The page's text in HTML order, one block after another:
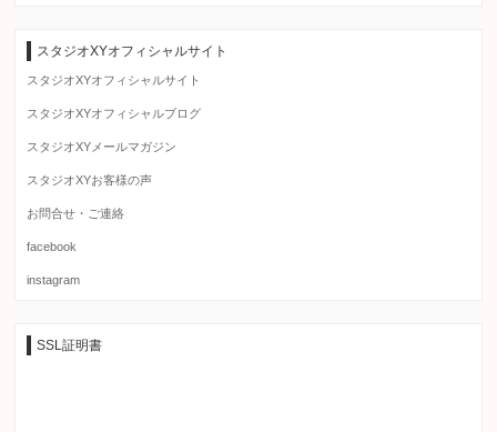
スタジオXYオフィシャルサイト
スタジオXYオフィシャルサイト
スタジオXYオフィシャルブログ
スタジオXYメールマガジン
スタジオXYお客様の声
お問合せ・ご連絡
facebook
instagram
SSL証明書